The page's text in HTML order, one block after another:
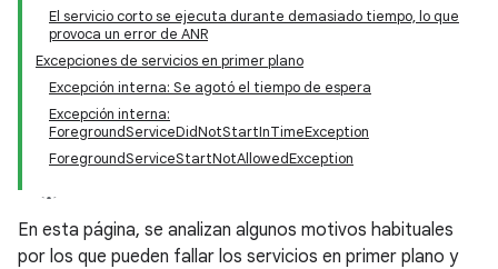
El servicio corto se ejecuta durante demasiado tiempo, lo que
provoca un error de ANR
Excepciones de servicios en primer plano
Excepción interna: Se agotó el tiempo de espera
Excepción interna:
ForegroundServiceDidNotStartInTimeException
ForegroundServiceStartNotAllowedException
En esta página, se analizan algunos motivos habituales
por los que pueden fallar los servicios en primer plano y